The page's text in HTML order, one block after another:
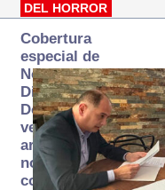
DEL HORROR
Cobertura
especial de
Norte
Digital:
Donde la
verdad
arde… pero
no se
consume